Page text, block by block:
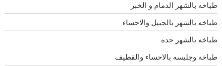
طباخه بالشهر الدمام و الخبر
طباخه بالشهر بالجبيل والاحساء
طباخه بالشهر جده
طباخه وجليسه بالاحساء والقطيف